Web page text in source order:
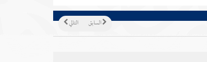
التالي السابق